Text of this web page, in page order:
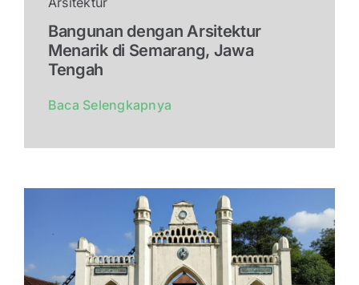
Bangunan dengan Arsitektur
Menarik di Semarang, Jawa
Tengah
Baca Selengkapnya